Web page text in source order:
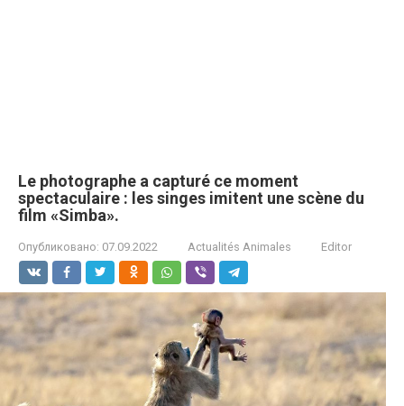
Le photographe a capturé ce moment
spectaculaire : les singes imitent une scène du
film «Simba».
Опубликовано: 07.09.2022 Actualités Animales Editor